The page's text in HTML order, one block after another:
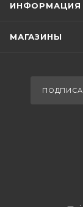
ИНФОРМАЦИЯ
МАГАЗИНЫ